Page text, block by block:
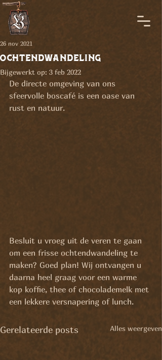
ochtendwandeling
26 nov 2021
Bijgewerkt op: 3 feb 2022
De directe omgeving van ons
sfeervolle boscafé is een oase van
rust en natuur.
Besluit u vroeg uit de veren te gaan
om een frisse ochtendwandeling te
maken? Goed plan! Wij ontvangen u
daarna heel graag voor een warme
kop koffie, thee of chocolademelk met
een lekkere versnapering of lunch.
Gerelateerde posts Alles weergeven